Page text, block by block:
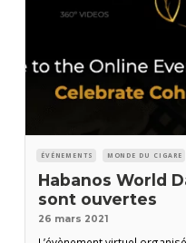
ÉVÉNEMENTS MONDE DU CIGARE
Habanos World
sont ouvertes
26 mars 2021